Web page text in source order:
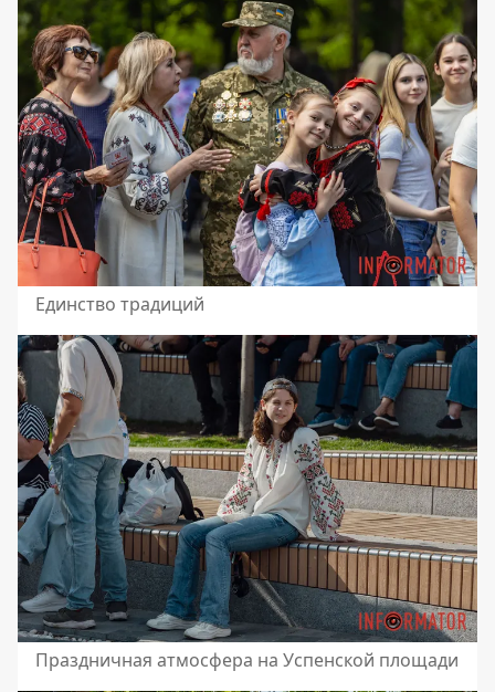
Единство традиций
Праздничная атмосфера на Успенской площади